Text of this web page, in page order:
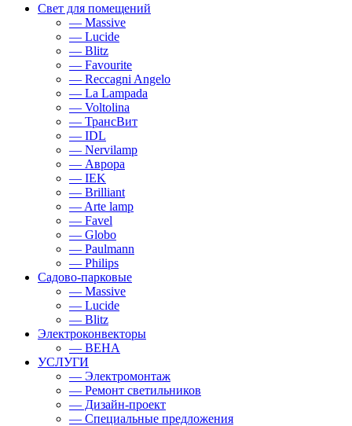
Свет для помещений
— Massive
— Lucide
— Blitz
— Favourite
— Reccagni Angelo
— La Lampada
— Voltolina
— ТрансВит
— IDL
— Nervilamp
— Аврора
— IEK
— Brilliant
— Arte lamp
— Favel
— Globo
— Paulmann
— Philips
Садово-парковые
— Massive
— Lucide
— Blitz
Электроконвекторы
— BEHA
УСЛУГИ
— Электромонтаж
— Ремонт светильников
— Дизайн-проект
— Специальные предложения